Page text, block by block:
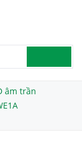
âm trần